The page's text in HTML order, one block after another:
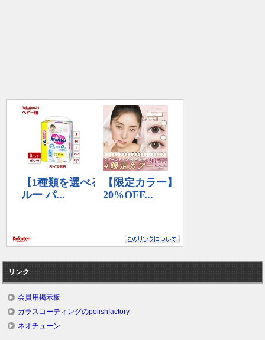
リンク
会員用掲示板
ガラスコーティングのpolishfactory
ネオチューン